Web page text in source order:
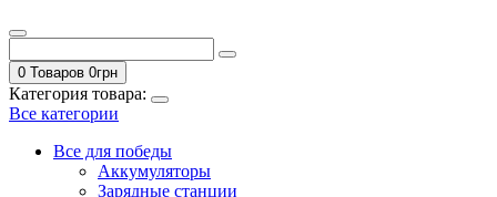
0 Товаров 0грн
Категория товара:
Все категории
Все для победы
Аккумуляторы
Зарядные станции